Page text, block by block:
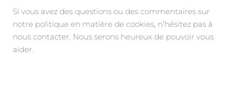
Si vous avez des questions ou des commentaires sur
notre politique en matière de cookies, n’hésitez pas à
nous contacter. Nous serons heureux de pouvoir vous
aider.